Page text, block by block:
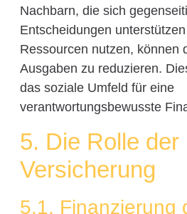
Nachbarn, die sich
Entscheidungen
Ressourcen nutzen, können
Ausgaben zu reduzieren.
das soziale Umfeld für eine
verantwortungsbewusste
5. Die Rolle der
Versicherung
5.1. Finanzierung